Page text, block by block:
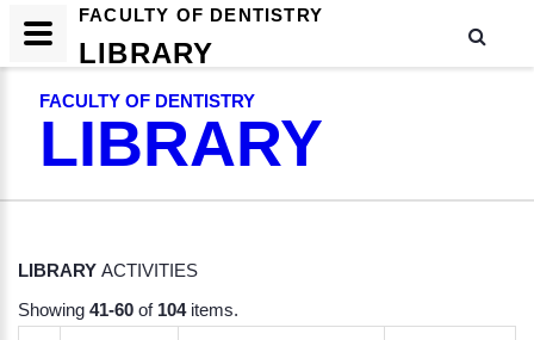
FACULTY OF DENTISTRY
LIBRARY
LIBRARY ACTIVITIES
Showing 41-60 of 104items.
FACULTY OF DENTISTRY
LIBRARY